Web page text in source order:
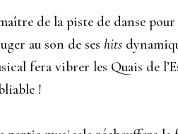
de la piste de danse
au son de ses hits
fera vibrer les Quais de
!